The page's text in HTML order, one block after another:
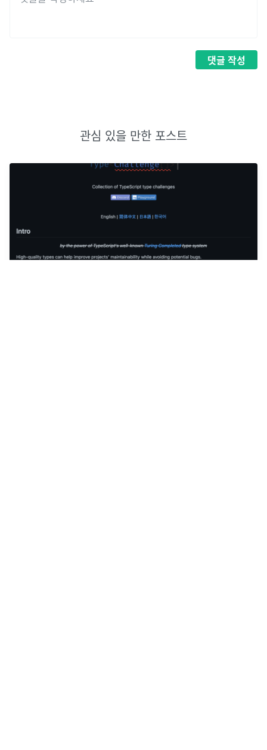
댓글 작성
관심 있을 만한 포스트